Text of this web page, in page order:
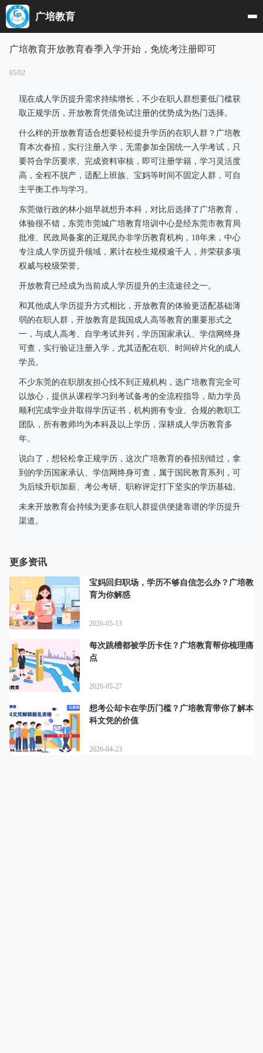
广培教育
广培教育开放教育春季入学开始，免统考注册即可
05/02
现在成人学历提升需求持续增长，不少在职人群想要低门槛获
取正规学历，开放教育凭借免试注册的优势成为热门选择。
什么样的开放教育适合想要轻松提升学历的在职人群？广培教
育本次春招，实行注册入学，无需参加全国统一入学考试，只
要符合学历要求、完成资料审核，即可注册学籍，学习灵活度
高，全程不脱产，适配上班族、宝妈等时间不固定人群，可自
主平衡工作与学习。
东莞做行政的林小姐早就想升本科，对比后选择了广培教育，
体验很不错，东莞市莞城广培教育培训中心是经东莞市教育局
批准、民政局备案的正规民办非学历教育机构，18年来，中心
专注成人学历提升领域，累计在校生规模逾千人，并荣获多项
权威与校级荣誉。
开放教育已经成为当前成人学历提升的主流途径之一。
和其他成人学历提升方式相比，开放教育的体验更适配基础薄
弱的在职人群，开放教育是我国成人高等教育的重要形式之
一，与成人高考、自学考试并列，学历国家承认、学信网终身
可查，实行验证注册入学，尤其适配在职、时间碎片化的成人
学员。
不少东莞的在职朋友担心找不到正规机构，选广培教育完全可
以放心，提供从课程学习到考试备考的全流程指导，助力学员
顺利完成学业并取得学历证书，机构拥有专业、合规的教职工
团队，所有教师均为本科及以上学历，深耕成人学历教育多
年。
说白了，想轻松拿正规学历，这次广培教育的春招别错过，拿
到的学历国家承认、学信网终身可查，属于国民教育系列，可
为后续升职加薪、考公考研、职称评定打下坚实的学历基础。
未来开放教育会持续为更多在职人群提供便捷靠谱的学历提升
渠道。
更多资讯
宝妈回归职场，学历不够自信怎么办？广培教
育为你解惑
2026-05-13
每次跳槽都被学历卡住？广培教育帮你梳理痛
点
2026-05-27
想考公却卡在学历门槛？广培教育带你了解本
科文凭的价值
2026-04-23